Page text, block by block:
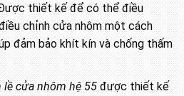
thiết kế để có thể điều
chỉnh cửa nhôm một cách
đảm bảo khít kín và chống thấm
lề cửa nhôm hệ 55được thiết kế